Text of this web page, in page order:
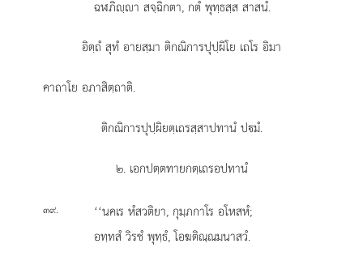
ฉฬภิฺา สจฺฉิกตา, กตํ พุทฺธสฺส สาสนํ.
อิตฺถํ สุทํ อายสฺมา ติกณิการปุปฺผิโย เถโร อิมา
คาถาโย อภาสิตฺถาติ.
ติกณิการปุปฺผิยตฺเถรสฺสาปทานํ ปมํ.
๒. เอกปตฺตทายกตฺเถรอปทานํ
๓๙.
‘‘นคเร หํสวติยา, กุมฺภกาโร อโหสหํ;
อทฺทสํ วิรชํ พุทฺธํ, โอฆติณฺณมนาสวํ.